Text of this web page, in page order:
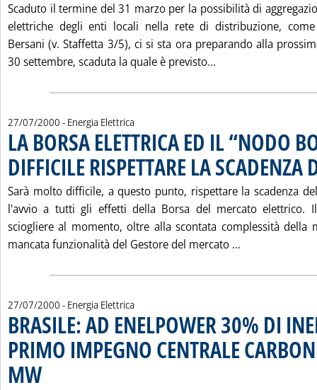
Scaduto il termine del 31 marzo per la possibilità di
elettriche degli enti locali nella rete di distribuzione,
Bersani (v. Staffetta 3/5), ci si sta ora preparando alla
30 settembre, scaduta la quale è previsto...
27/07/2000 - Energia Elettrica
LA BORSA ELETTRICA ED IL “NODO
DIFFICILE RISPETTARE LA SCADENZA
Sarà molto difficile, a questo punto, rispettare la scadenza
l'avvio a tutti gli effetti della Borsa del mercato elettrico. Il
sciogliere al momento, oltre alla scontata complessità della
mancata funzionalità del Gestore del mercato ...
27/07/2000 - Energia Elettrica
BRASILE: AD ENELPOWER 30% DI
PRIMO IMPEGNO CENTRALE
MW. Pubblicata giovedì 27 luglio 2000 alle 11.52.